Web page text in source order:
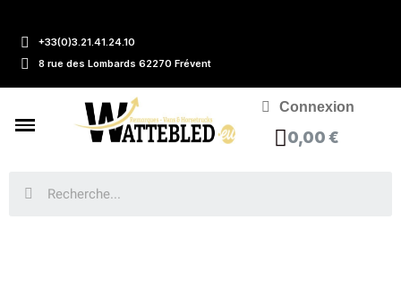
+33(0)3.21.41.24.10
8 rue des Lombards 62270 Frévent
Connexion
0,00 €